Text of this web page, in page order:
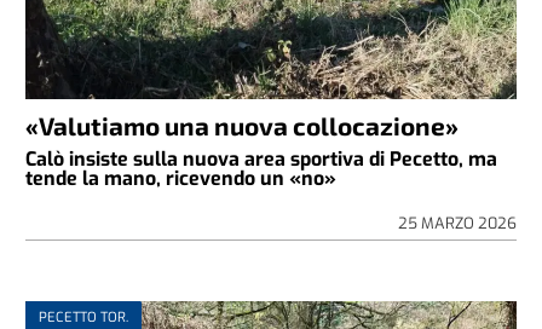
«Valutiamo una nuova collocazione»
Calò insiste sulla nuova area sportiva di Pecetto, ma
tende la mano, ricevendo un «no»
25 MARZO 2026
PECETTO TOR.